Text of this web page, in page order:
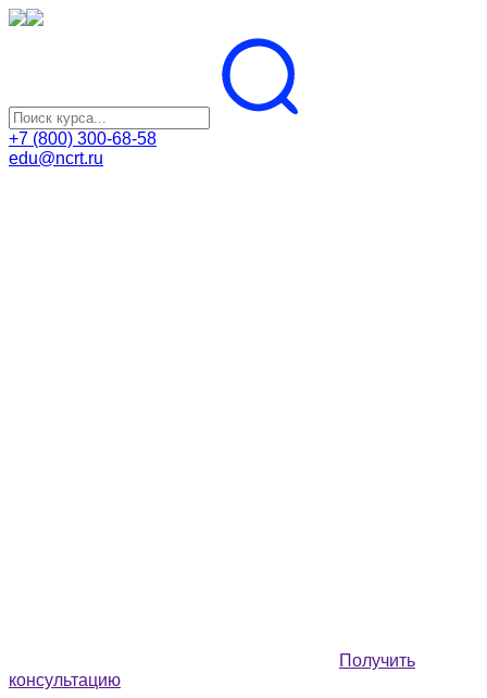
+7 (800) 300-68-58
edu@ncrt.ru
Получить
консультацию